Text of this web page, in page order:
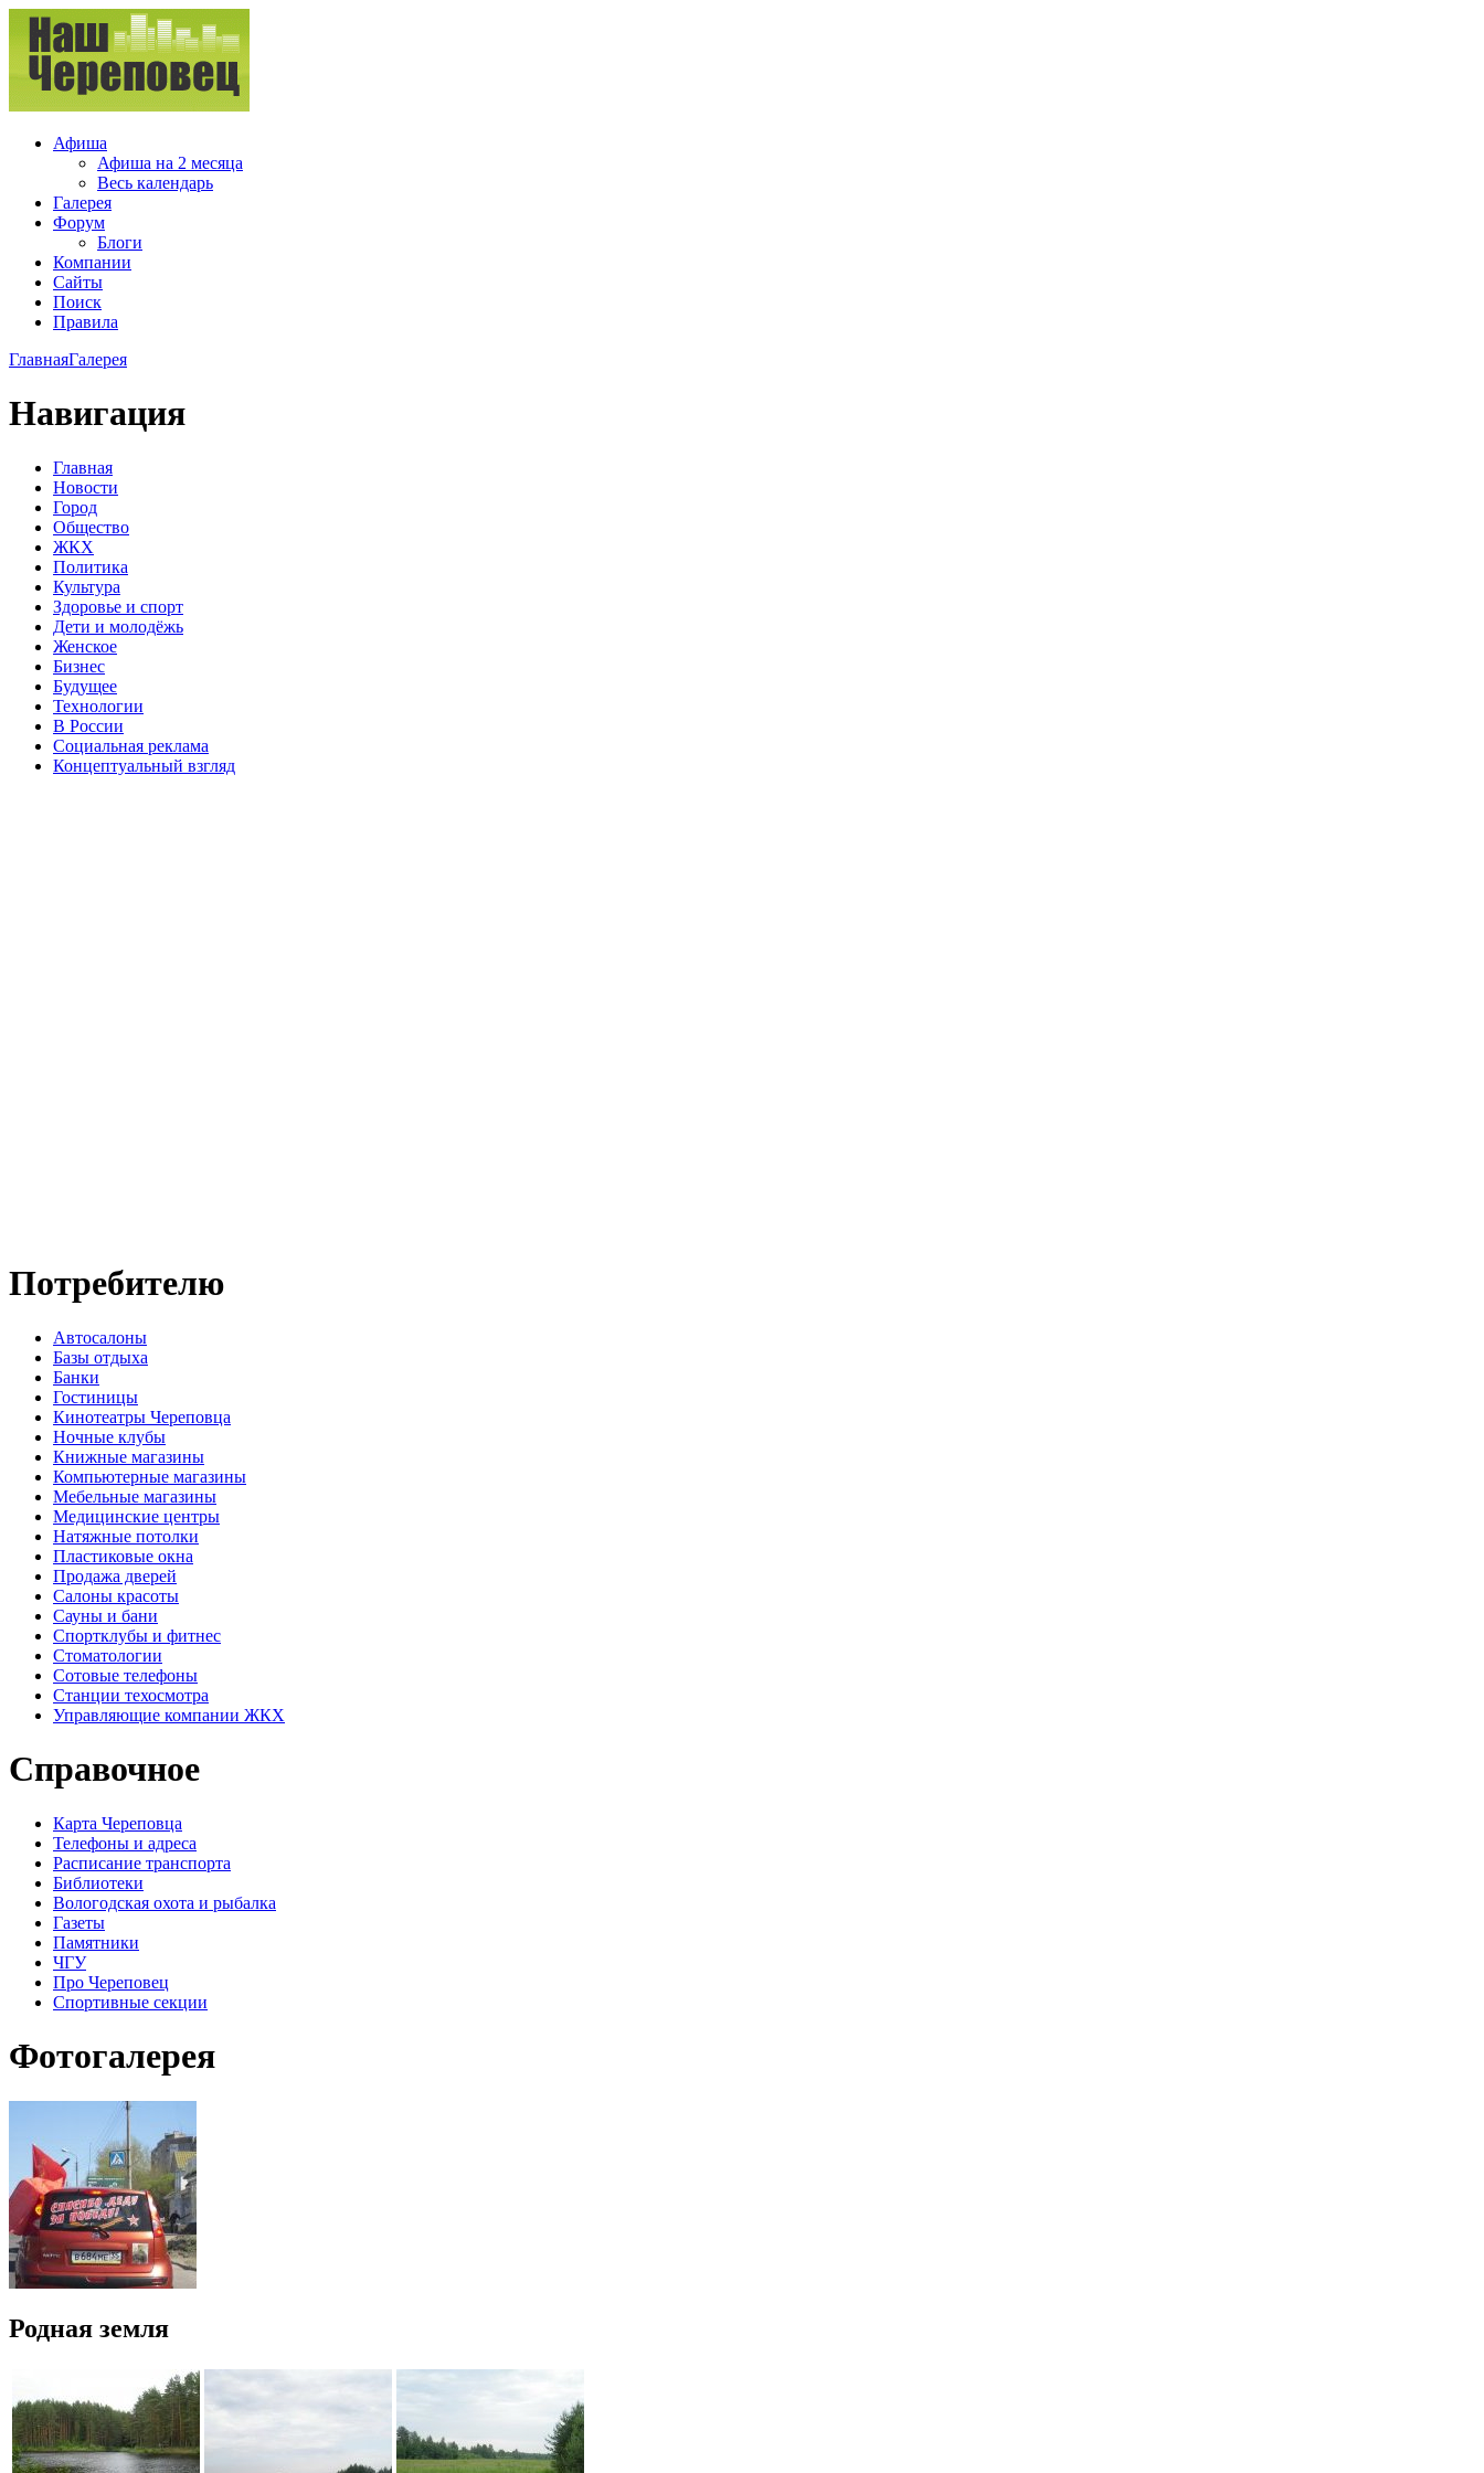
Афиша
Афиша на 2 месяца
Весь календарь
Галерея
Форум
Блоги
Компании
Сайты
Поиск
Правила
ГлавнаяГалерея
Навигация
Главная
Новости
Город
Общество
ЖКХ
Политика
Культура
Здоровье и спорт
Дети и молодёжь
Женское
Бизнес
Будущее
Технологии
В России
Социальная реклама
Концептуальный взгляд
Потребителю
Автосалоны
Базы отдыха
Банки
Гостиницы
Кинотеатры Череповца
Ночные клубы
Книжные магазины
Компьютерные магазины
Мебельные магазины
Медицинские центры
Натяжные потолки
Пластиковые окна
Продажа дверей
Салоны красоты
Сауны и бани
Спортклубы и фитнес
Стоматологии
Сотовые телефоны
Станции техосмотра
Управляющие компании ЖКХ
Справочное
Карта Череповца
Телефоны и адреса
Расписание транспорта
Библиотеки
Вологодская охота и рыбалка
Газеты
Памятники
ЧГУ
Про Череповец
Спортивные секции
Фотогалерея
Родная земля